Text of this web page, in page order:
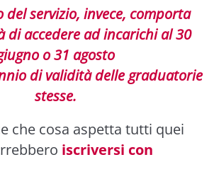
del servizio, invece, comporta
di accedere ad incarichi al 30
o 31 agosto
di validità delle graduatorie
stesse.
che cosa aspetta tutti quei
iscriversi con